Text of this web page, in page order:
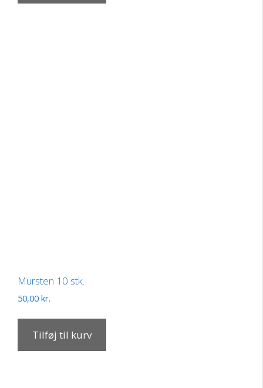
Mursten 10 stk.
50,00 kr.
Tilføj til kurv